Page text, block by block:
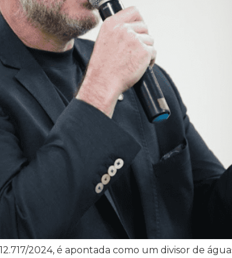
2024, é apontada como um divisor de